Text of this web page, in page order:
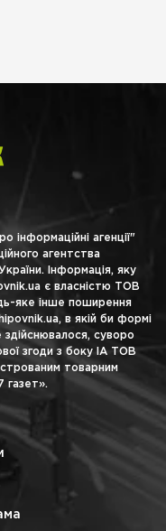
інформаційні агенції"
агентства
Інформація, яку
є власністю ТОВ
яке інше поширення
в якій би формі
суворо
згоди з боку ІА ТОВ
товарним
газет».